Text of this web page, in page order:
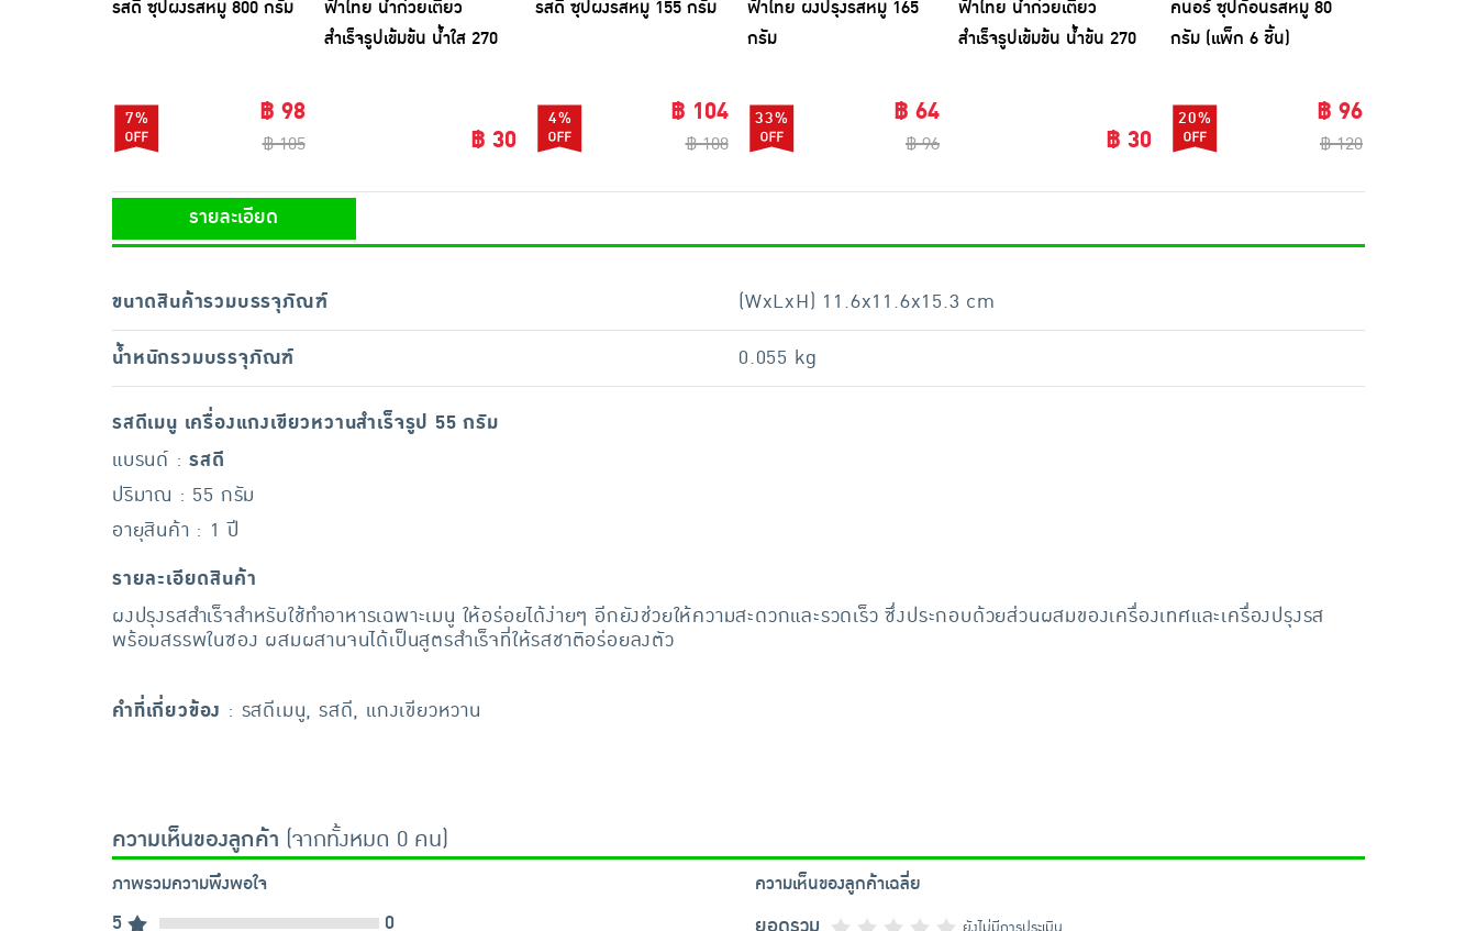
รสดี ซุปผงรสหมู 800 กรัม
7% ฿ 98
฿ 105
ฟ้าไทย น้ำก๋วยเตี๋ยว
สำเร็จรูปเข้มข้น น้ำใส 270
฿ 30
รสดี ซุปผงรสหมู 155 กรัม
4% ฿ 104
฿ 108
ฟ้าไทย ผงปรุงรสหมู 165
กรัม
33% ฿ 64
฿ 96
ฟ้าไทย น้ำก๋วยเตี๋ยว
สำเร็จรูปเข้มข้น น้ำข้น 270
฿ 30
คนอร์ ซุปก้อนรสหมู 80
กรัม (แพ็ก 6 ชิ้น)
20% ฿ 96
฿ 120
รายละเอียด
ขนาดสินค้ารวมบรรจุภัณฑ์
(WxLxH) 11.6x11.6x15.3 cm
น้ำหนักรวมบรรจุภัณฑ์
0.055 kg
รสดีเมนู เครื่องแกงเขียวหวานสำเร็จรูป 55 กรัม
แบรนด์ :รสดี
ปริมาณ : 55 กรัม
อายุสินค้า : 1 ปี
รายละเอียดสินค้า
ผงปรุงรสสำเร็จสำหรับใช้ทำอาหารเฉพาะเมนู ให้อร่อยได้ง่ายๆ อีกยังช่วยให้ความสะดวกและรวดเร็ว ซึ่งประกอบด้วยส่วนผสมของเครื่องเทศและเครื่องปรุงรส
พร้อมสรรพในซอง ผสมผสานจนได้เป็นสูตรสำเร็จที่ให้รสชาติอร่อยลงตัว
คำที่เกี่ยวข้อง : รสดีเมนู, รสดี, แกงเขียวหวาน
ความเห็นของลูกค้า (จากทั้งหมด 0 คน)
ภาพรวมความพึงพอใจ
5
0
ความเห็นของลูกค้าเฉลี่ย